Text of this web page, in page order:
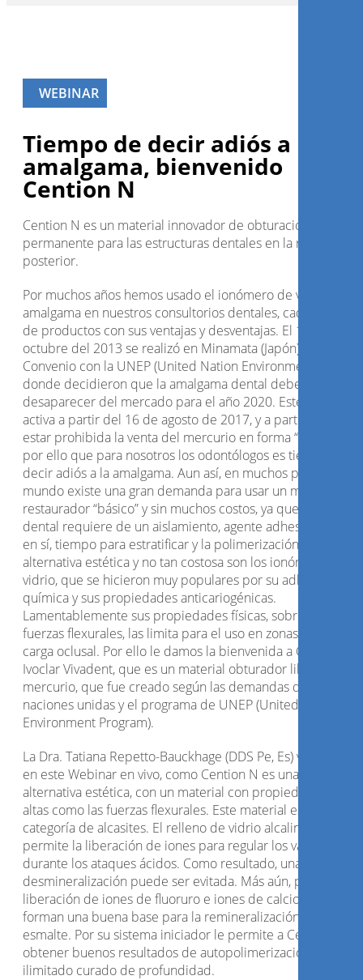
WEBINAR
Tiempo de decir adiós a la
amalgama, bienvenido
Cention N
Cention N es un material innovador de obturación
permanente para las estructuras dentales en la región
posterior.
Por muchos años hemos usado el ionómero de vidrio y la
amalgama en nuestros consultorios dentales, cada
de productos con sus ventajas y desventajas. El 10 de
octubre del 2013 se realizó en Minamata (Japón) un
Convenio con la UNEP (United Nation Environment
donde decidieron que la amalgama dental debe
desaparecer del mercado para el año 2020. Este acuerdo
activa a partir del 16 de agosto de 2017, y a partir de allí va
estar prohibida la venta del mercurio en forma “suelta”. Es
por ello que para nosotros los odontólogos es tiempo de
decir adiós a la amalgama. Aun así, en muchos países del
mundo existe una gran demanda para usar un material
restaurador “básico” y sin muchos costos, ya que una resina
dental requiere de un aislamiento, agente adhesivo, la
en sí, tiempo para estratificar y la polimerización. Una
alternativa estética y no tan costosa son los ionómeros de
vidrio, que se hicieron muy populares por su adhesión
química y sus propiedades anticariogénicas.
Lamentablemente sus propiedades físicas, sobre todo las
fuerzas flexurales, las limita para el uso en zonas con
carga oclusal. Por ello le damos la bienvenida a Cention N
Ivoclar Vivadent, que es un material obturador libre de
mercurio, que fue creado según las demandas de las
naciones unidas y el programa de UNEP (United Nation
Environment Program).
La Dra. Tatiana Repetto-Bauckhage (DDS Pe, Es) va a
en este Webinar en vivo, como Cention N es una gran
alternativa estética, con un material con propiedades
altas como las fuerzas flexurales. Este material es parte de
categoría de alcasites. El relleno de vidrio alcalino
permite la liberación de iones para regular los valores de
durante los ataques ácidos. Como resultado, una
desmineralización puede ser evitada. Más aún, por la
liberación de iones de fluoruro e iones de calcio, éstos
forman una buena base para la remineralización del
esmalte. Por su sistema iniciador le permite a Cention N
obtener buenos resultados de autopolimerización con un
ilimitado curado de profundidad.